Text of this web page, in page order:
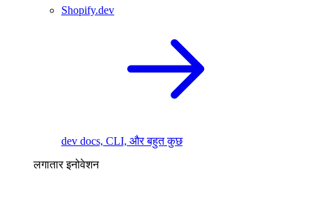
Shopify.dev
dev docs, CLI, और बहुत कुछ
लगातार इनोवेशन